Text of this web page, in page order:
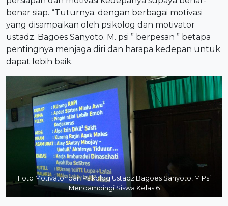
benar siap. “Tuturnya. dengan berbagai motivasi
yang disampaikan oleh psikolog dan motivator
ustadz. Bagoes Sanyoto. M. psi ” berpesan ” betapa
pentingnya menjaga diri dan harapa kedepan untuk
dapat lebih baik.
Foto Motivator dan Psikolog Ustadz Bagoes Sanyoto, M.Psi
Mendampingi Siswa Kelas 6